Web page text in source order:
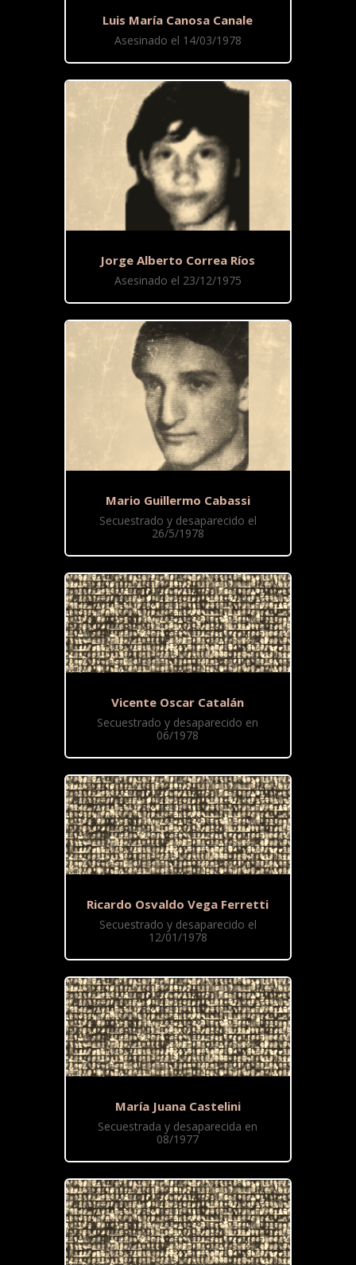
Luis María Canosa Canale
Asesinado el 14/03/1978
Jorge Alberto Correa Ríos
Asesinado el 23/12/1975
Mario Guillermo Cabassi
Secuestrado y desaparecido el
26/5/1978
Vicente Oscar Catalán
Secuestrado y desaparecido en
06/1978
Ricardo Osvaldo Vega Ferretti
Secuestrado y desaparecido el
12/01/1978
María Juana Castelini
Secuestrada y desaparecida en
08/1977